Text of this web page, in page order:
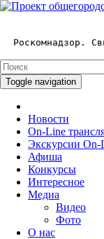
Роскомнадзор.
Toggle navigation
Новости
On-Line
Экскурсии On-
Афиша
Конкурсы
Интересное
Медиа
Видео
Фото
О нас